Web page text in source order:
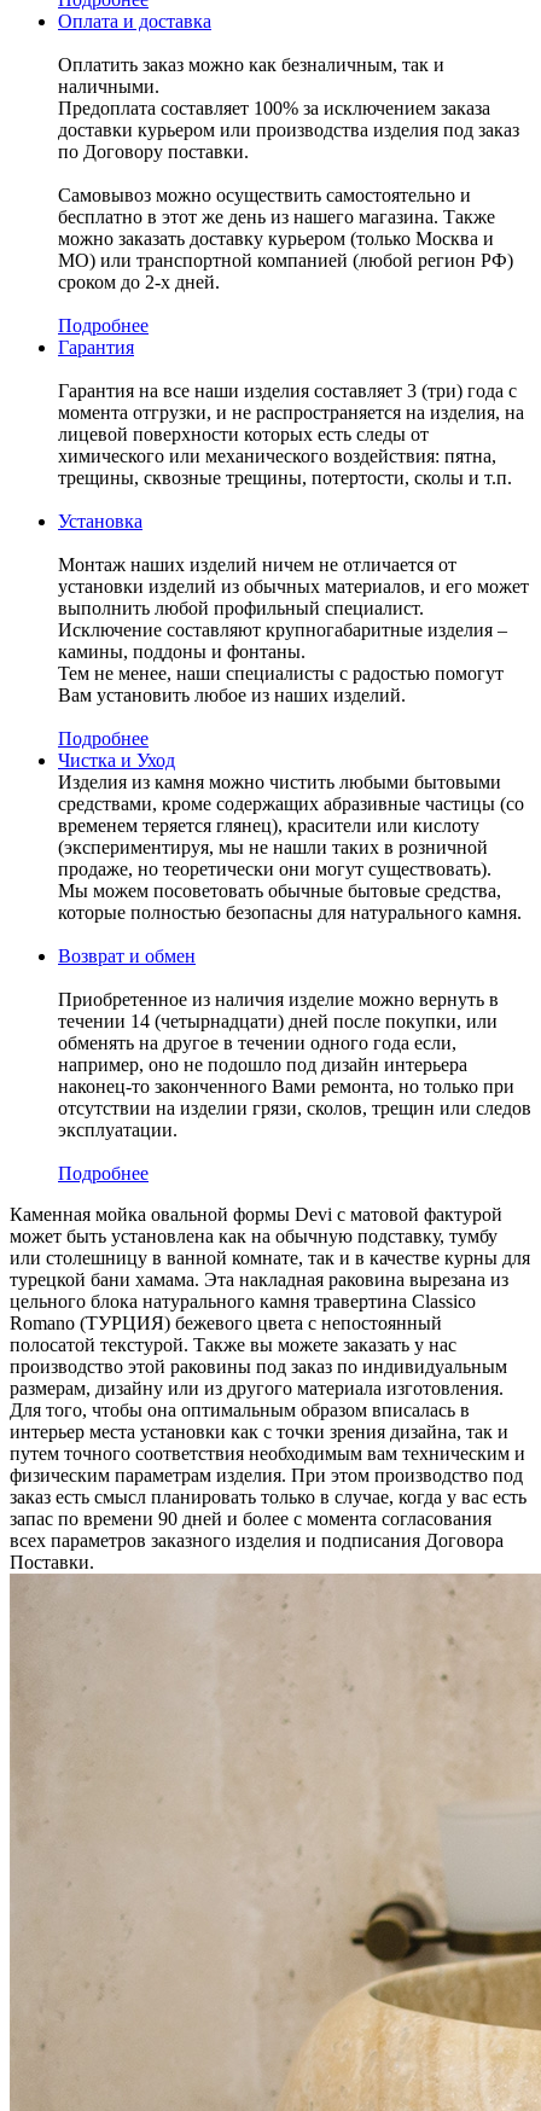
Оплата и доставка
Оплатить заказ можно как безналичным, так и
наличными.
Предоплата составляет 100% за исключением заказа
доставки курьером или производства изделия под заказ
по Договору поставки.
Самовывоз можно осуществить самостоятельно и
бесплатно в этот же день из нашего магазина. Также
можно заказать доставку курьером (только Москва и
МО) или транспортной компанией (любой регион РФ)
сроком до 2-х дней.
Подробнее
Гарантия
Гарантия на все наши изделия составляет 3 (три) года с
момента отгрузки, и не распространяется на изделия, на
лицевой поверхности которых есть следы от
химического или механического воздействия: пятна,
трещины, сквозные трещины, потертости, сколы и т.п.
Установка
Монтаж наших изделий ничем не отличается от
установки изделий из обычных материалов, и его может
выполнить любой профильный специалист.
Исключение составляют крупногабаритные изделия –
камины, поддоны и фонтаны.
Тем не менее, наши специалисты с радостью помогут
Вам установить любое из наших изделий.
Подробнее
Чистка и Уход
Изделия из камня можно чистить любыми бытовыми
средствами, кроме содержащих абразивные частицы (со
временем теряется глянец), красители или кислоту
(экспериментируя, мы не нашли таких в розничной
продаже, но теоретически они могут существовать).
Мы можем посоветовать обычные бытовые средства,
которые полностью безопасны для натурального камня.
Возврат и обмен
Приобретенное из наличия изделие можно вернуть в
течении 14 (четырнадцати) дней после покупки, или
обменять на другое в течении одного года если,
например, оно не подошло под дизайн интерьера
наконец-то законченного Вами ремонта, но только при
отсутствии на изделии грязи, сколов, трещин или следов
эксплуатации.
Подробнее
Каменная мойка овальной формы Devi с матовой фактурой
может быть установлена как на обычную подставку, тумбу
или столешницу в ванной комнате, так и в качестве курны для
турецкой бани хамама. Эта накладная раковина вырезана из
цельного блока натурального камня травертина Classico
Romano (ТУРЦИЯ) бежевого цвета c непостоянный
полосатой текстурой. Также вы можете заказать у нас
производство этой раковины под заказ по индивидуальным
размерам, дизайну или из другого материала изготовления.
Для того, чтобы она оптимальным образом вписалась в
интерьер места установки как с точки зрения дизайна, так и
путем точного соответствия необходимым вам техническим и
физическим параметрам изделия. При этом производство под
заказ есть смысл планировать только в случае, когда у вас есть
запас по времени 90 дней и более с момента согласования
всех параметров заказного изделия и подписания Договора
Поставки.